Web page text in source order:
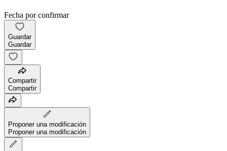
Fecha por confirmar
Guardar
Guardar
Compartir
Compartir
Proponer una modificación
Proponer una modificación